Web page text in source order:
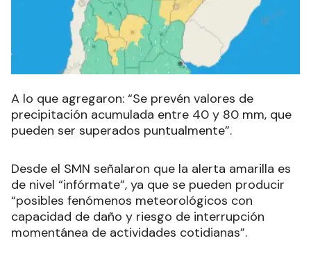
A lo que agregaron: “Se prevén valores de
precipitación acumulada entre 40 y 80 mm, que
pueden ser superados puntualmente”.
Desde el SMN señalaron que la alerta amarilla es
de nivel “infórmate”, ya que se pueden producir
“posibles fenómenos meteorológicos con
capacidad de daño y riesgo de interrupción
momentánea de actividades cotidianas”.